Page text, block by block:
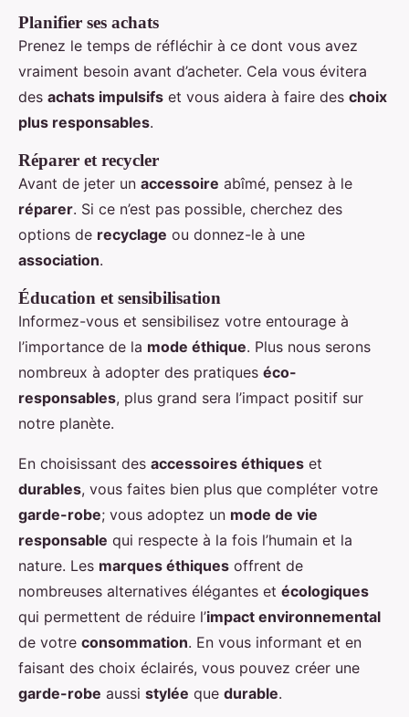
Planifier ses achats
Prenez le temps de réfléchir à ce dont vous avez
vraiment besoin avant d’acheter. Cela vous évitera
des achats impulsifs et vous aidera à faire des choix
plus responsables.
Réparer et recycler
Avant de jeter un accessoire abîmé, pensez à le
réparer. Si ce n’est pas possible, cherchez des
options de recyclage ou donnez-le à une
association.
Éducation et sensibilisation
Informez-vous et sensibilisez votre entourage à
l’importance de la mode éthique. Plus nous serons
nombreux à adopter des pratiques éco-
responsables, plus grand sera l’impact positif sur
notre planète.
En choisissant des accessoires éthiques et
durables, vous faites bien plus que compléter votre
garde-robe; vous adoptez un mode de vie
responsable qui respecte à la fois l’humain et la
nature. Les marques éthiques offrent de
nombreuses alternatives élégantes et écologiques
qui permettent de réduire l’impact environnemental
de votre consommation. En vous informant et en
faisant des choix éclairés, vous pouvez créer une
garde-robe aussi stylée que durable.